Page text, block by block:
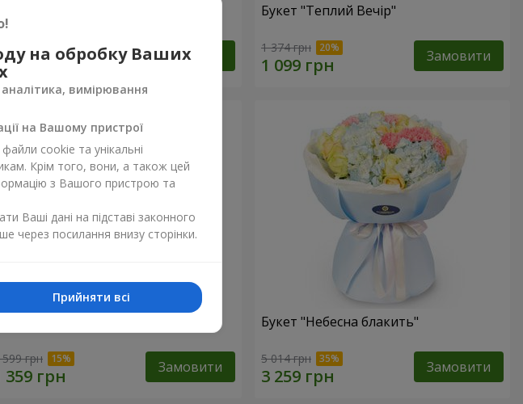
грн Замовити
Букет "Теплий Вечір"
1 374 грн Замовити
грн Замовити
Букет "Небесна блакить"
5 014 грн Замовити
на обробку Ваших
вимірювання
на Вашому пристрої
cookie та унікальні
Крім того, вони, а також цей
з Вашого пристрою та
Ваші дані на підставі законного
через посилання внизу сторінки.
Прийняти всі